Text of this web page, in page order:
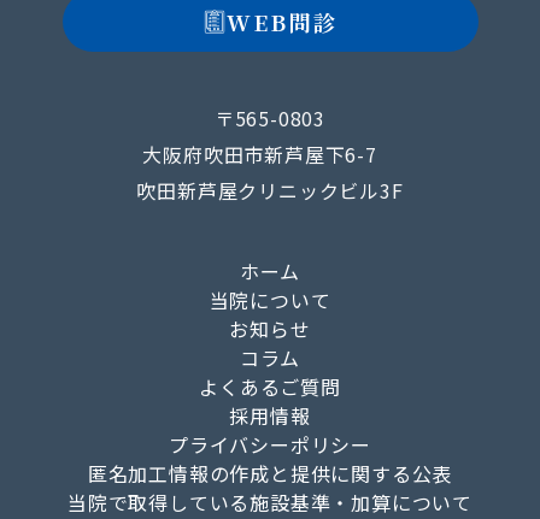
WEB問診
〒565-0803
大阪府吹田市新芦屋下6-7
吹田新芦屋クリニックビル3F
ホーム
当院について
お知らせ
コラム
よくあるご質問
採用情報
プライバシーポリシー
匿名加工情報の作成と提供に関する公表
当院で取得している施設基準・加算について